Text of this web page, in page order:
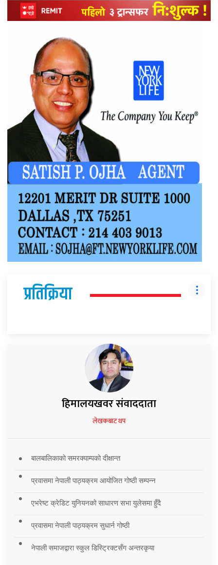
प्रतिक्रिया
हिमालयखवर संवाददाता
लेखकबाट थप
बालबालिकाको समरक्याम्पको दीक्षान्त
प्रवासमा नेपाली पाठ्यक्रम आयोजित गोष्ठी सम्पन्न
एभरेष्ट क्रेडिट युनियनको साधारण सभा युलेसमा हुँदै
प्रवासमा नेपाली पाठ्यक्रम सुधार्न गोष्ठी
नेपाली समाजद्वारा स्कुल डिस्ट्रिक्टसँग अन्तरकृया